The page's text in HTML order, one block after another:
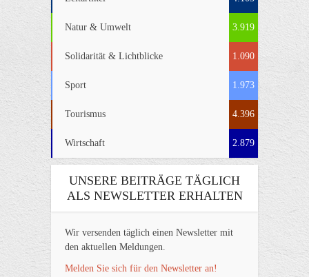
Natur & Umwelt 3.919
Solidarität & Lichtblicke 1.090
Sport 1.973
Tourismus 4.396
Wirtschaft 2.879
UNSERE BEITRÄGE TÄGLICH
ALS NEWSLETTER ERHALTEN
Wir versenden täglich einen Newsletter mit
den aktuellen Meldungen.
Melden Sie sich für den Newsletter an!